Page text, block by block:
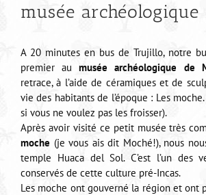
musée archéologique
A 20 minutes en bus de Trujillo, notre
premier aumusée archéologique de
retrace, à l’aide de céramiques et de
vie des habitants de l’époque : Les
si vous ne voulez pas les froisser).
Après avoir visité ce petit musée très
moche (je vous ais dit Moché!), nous
temple Huaca del Sol. C’est l’un des
conservés de cette culture pré-Incas.
Les moche ont gouverné la région et ont